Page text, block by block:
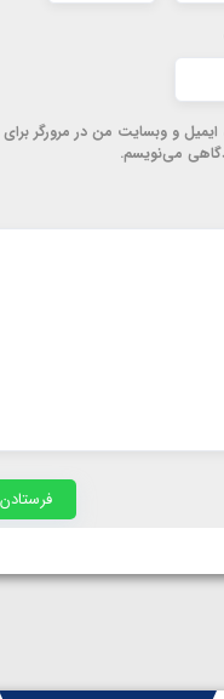
ایمیل و وبسایت من در مرورگر
می‌نویسم.